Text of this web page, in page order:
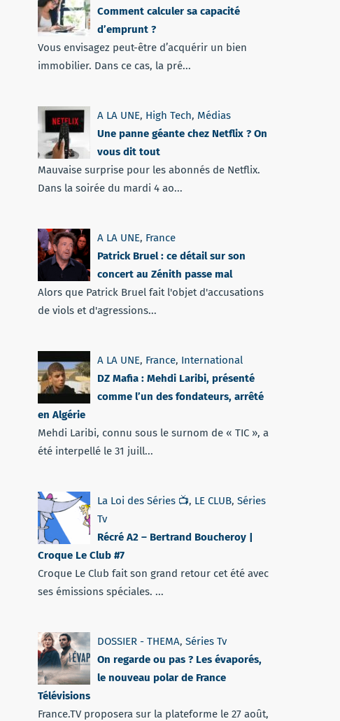
Comment calculer sa capacité
d’emprunt ?
Vous envisagez peut-être d’acquérir un bien
immobilier. Dans ce cas, la pré...
A LA UNE, High Tech, Médias
Une panne géante chez Netflix ? On
vous dit tout
Mauvaise surprise pour les abonnés de Netflix.
Dans la soirée du mardi 4 ao...
A LA UNE, France
Patrick Bruel : ce détail sur son
concert au Zénith passe mal
Alors que Patrick Bruel fait l'objet d'accusations
de viols et d'agressions...
A LA UNE, France, International
DZ Mafia : Mehdi Laribi, présenté
comme l’un des fondateurs, arrêté
en Algérie
Mehdi Laribi, connu sous le surnom de « TIC », a
été interpellé le 31 juill...
La Loi des Séries 📺, LE CLUB, Séries
Tv
Récré A2 – Bertrand Boucheroy |
Croque Le Club #7
Croque Le Club fait son grand retour cet été avec
ses émissions spéciales. ...
DOSSIER - THEMA, Séries Tv
On regarde ou pas ? Les évaporés,
le nouveau polar de France
Télévisions
France.TV proposera sur la plateforme le 27 août,